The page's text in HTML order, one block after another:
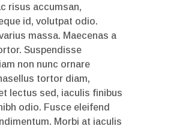
risus accumsan,
id, volutpat odio.
massa. Maecenas a
Suspendisse
non nunc ornare
tortor diam,
lectus sed, iaculis finibus
odio. Fusce eleifend
Morbi at iaculis